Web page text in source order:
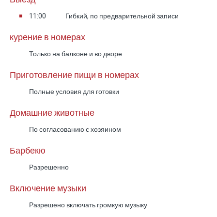
кухня
Внутренняя кухня Villa Del Mar спроектирована
для отдыха, во время которого можно
гостей и семейными трапезами на высоком
уровне. Кухня большая, просторная и хорошо
островом, барной посадкой, качественной
бытовой техникой, кухонной утварью и посудой
Уровень оснащения кухни очень высокий, что
позволяет готовить полноценные блюда,
удобным и достойным кулинарным опытом.
Посуда и сервировочные элементы также
11:00 Гибкий, по предварительной записи
курение в номерах
Только на балконе и во дворе
Приготовление пищи в номерах
Полные условия для готовки
Домашние животные
По согласованию с хозяином
Барбекю
Разрешенно
Включение музыки
Разрешено включать громкую музыку